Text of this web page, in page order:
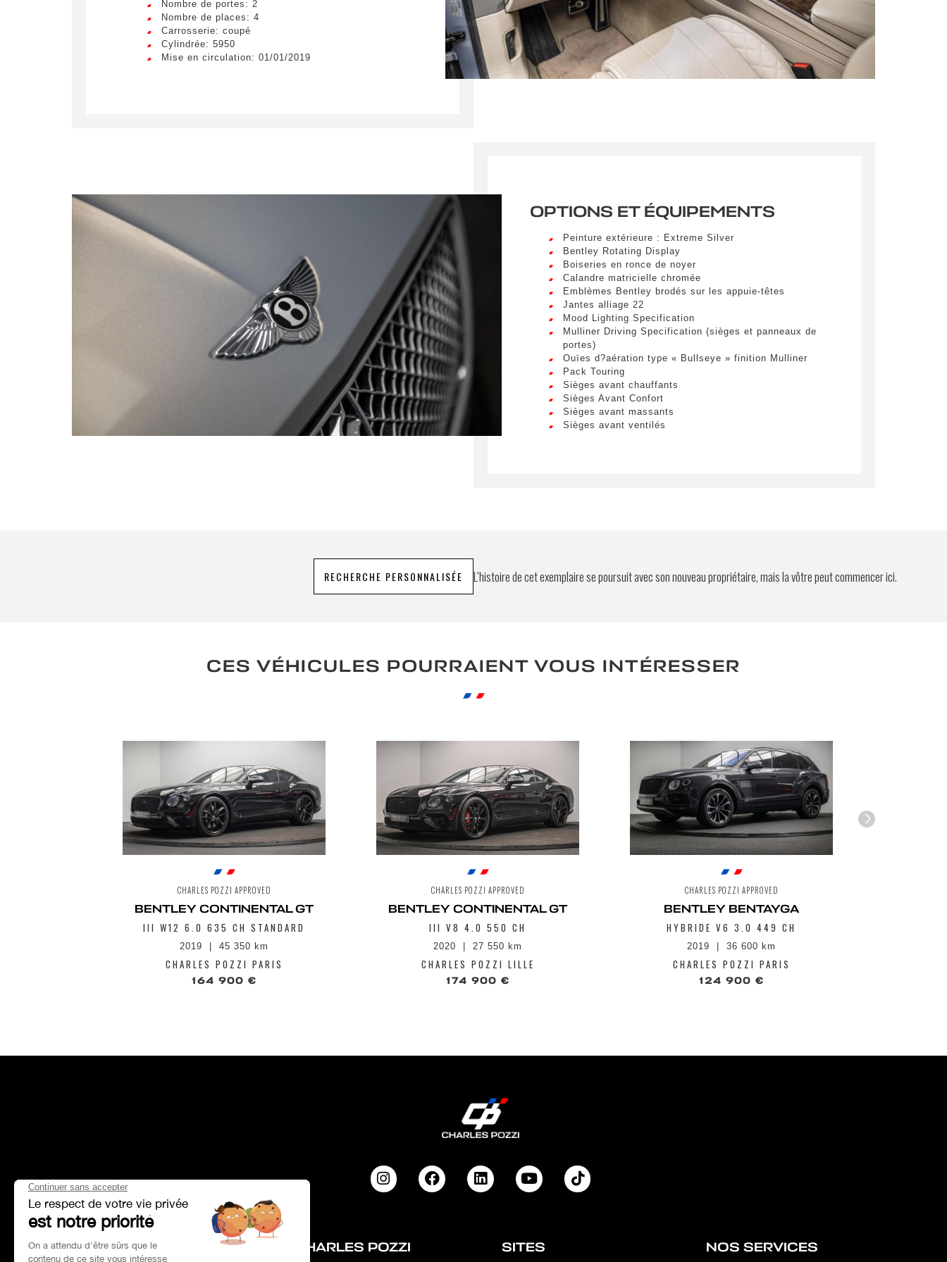
M.
Prénom
En soumettant ce formulaire, j'accepte que les informations saisies
soient exploitées à des fins de relation commerciale.
Envoyer
egestas a vel nibh. Sed aliquam varius feugiat. Suspendisse finibus nec nibh eget
Lorem ipsum dolor sit amet, consectetur adipiscing elit. Ut a elit sed nisl pulvinar
egestas a vel nibh. Sed aliquam varius feugiat. Suspendisse finibus nec nibh eget
ultricies. Mauris et malesuada augue.
Nombre de portes: 2
Nombre de places: 4
Carrosserie: coupé
Cylindrée: 5950
Mise en circulation: 01/01/2019
OPTIONS ET ÉQUIPEMENTS
Peinture extérieure : Extreme Silver
Bentley Rotating Display
Boiseries en ronce de noyer
Calandre matricielle chromée
Emblèmes Bentley brodés sur les appuie-têtes
Jantes alliage 22
Mood Lighting Specification
Mulliner Driving Specification (sièges et panneaux de
portes)
Ouïes d?aération type « Bullseye » finition Mulliner
Pack Touring
Sièges avant chauffants
Sièges Avant Confort
Sièges avant massants
Sièges avant ventilés
RECHERCHE PERSONNALISÉE L’histoire de cet exemplaire se poursuit avec son nouveau propriétaire, mais la vôtre peut commencer ici.
CES VÉHICULES POURRAIENT VOUS INTÉRESSER
CHARLES POZZI APPROVED
BENTLEY CONTINENTAL GT
III W12 6.0 635 CH STANDARD
2019 45 350 km
CHARLES POZZI PARIS
164 900 €
CHARLES POZZI APPROVED
BENTLEY CONTINENTAL GT
III V8 4.0 550 CH
2020 27 550 km
CHARLES POZZI LILLE
174 900 €
CHARLES POZZI APPROVED
BENTLEY BENTAYGA
HYBRIDE V6 3.0 449 CH
2019 36 600 km
CHARLES POZZI PARIS
124 900 €
HEAD OFFICE CHARLES POZZI SITES NOS SERVICES